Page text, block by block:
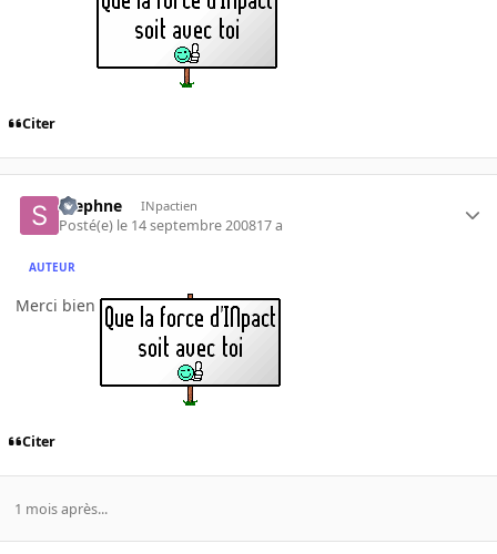
Citer
Stephne INpactien
Posté(e) le 14 septembre 200817 a
AUTEUR
Merci bien
Citer
1 mois après...